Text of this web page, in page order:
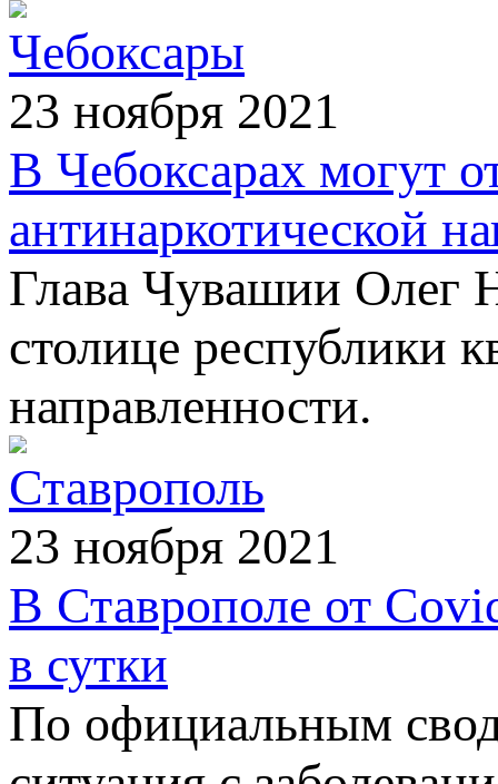
Чебоксары
23 ноября 2021
В Чебоксарах могут
антинаркотической
Глава Чувашии Олег
столице республики
направленности.
Ставрополь
23 ноября 2021
В Ставрополе от
в сутки
По официальным